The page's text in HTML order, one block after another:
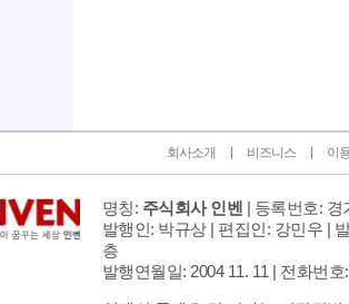
회사소개 비즈니스 이
명칭: 주식회사 인벤 | 등록번호: 경
발행인: 박규상 | 편집인: 강민우 |
층
발행연월일: 2004 11. 11 | 전화번호